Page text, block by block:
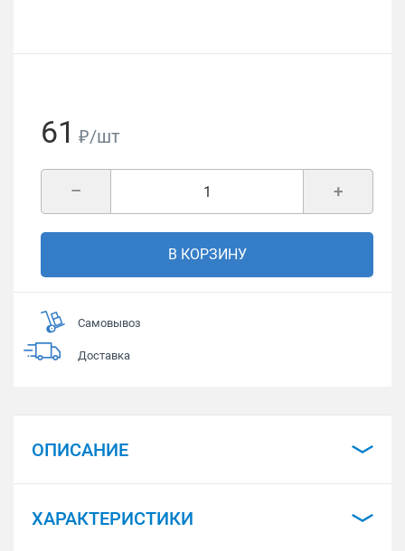
61 ₽/шт
+
–
В КОРЗИНУ
Самовывоз
Доставка
ОПИСАНИЕ
ХАРАКТЕРИСТИКИ